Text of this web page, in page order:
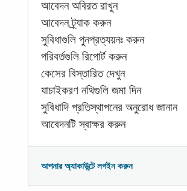
আবেদন অবিরত রাখুন
আবেদন ট্র্যাক করুন
সুবিধাগুলি পুনপ্রত্যয়নঃ করুন
পরিবর্তগুলি রিপোর্ট করুন
কেসের বিস্তারিত দেখুন
যাচাইকরণ নথিগুলি জমা দিন
সুবিধাদি প্রতিস্থাপনের অনুরোধ জানান
আবেদনটি স্বাক্ষর করুন
আপনার অ্যাকাউন্টে লগইন করুন